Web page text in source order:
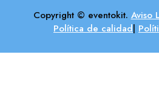
Copyright © eventokit.Aviso
Política de calidad|